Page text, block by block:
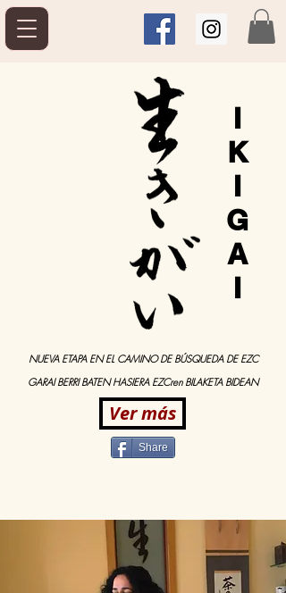
I
K
I
G
A
I
NUEVA ETAPA EN EL CAMINO DE BÚSQUEDA DE EZC
GARAI BERRI BATEN HASIERA EZCren BILAKETA BIDEAN
Ver más
Share